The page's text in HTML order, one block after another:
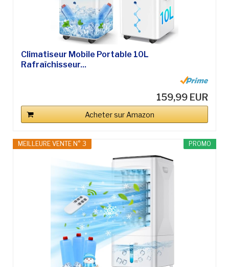
Climatiseur Mobile Portable 10L
Rafraîchisseur...
159,99 EUR
Acheter sur Amazon
PROMO
MEILLEURE VENTE N° 3